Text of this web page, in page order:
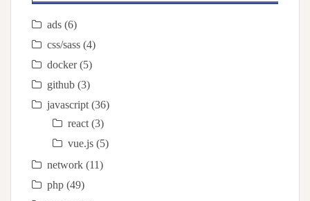
ads (6)
css/sass (4)
docker(5)
github (3)
javascript (36)
react (3)
vue.js (5)
network (11)
php (49)